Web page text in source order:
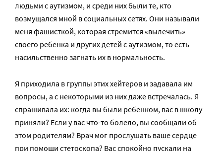
людьми с аутизмом, и среди них были те, кто
возмущался мной в социальных сетях. Они называли
меня фашисткой, которая стремится «вылечить»
своего ребенка и других детей с аутизмом, то есть
насильственно загнать их в нормальность.
Я приходила в группы этих хейтеров и задавала им
вопросы, а с некоторыми из них даже встречалась. Я
спрашивала их: когда вы были ребенком, вас в школу
приняли? Если у вас что-то болело, вы сообщали об
этом родителям? Врач мог прослушать ваше сердце
при помощи стетоскопа? Вас спокойно пускали на